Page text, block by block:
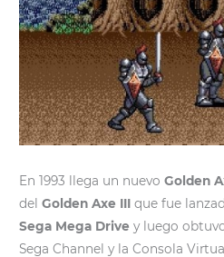
En 1993 llega un nuevoGolden
delGolden Axe III que fue
Sega Mega Drive y luego
Sega Channel y la Consola